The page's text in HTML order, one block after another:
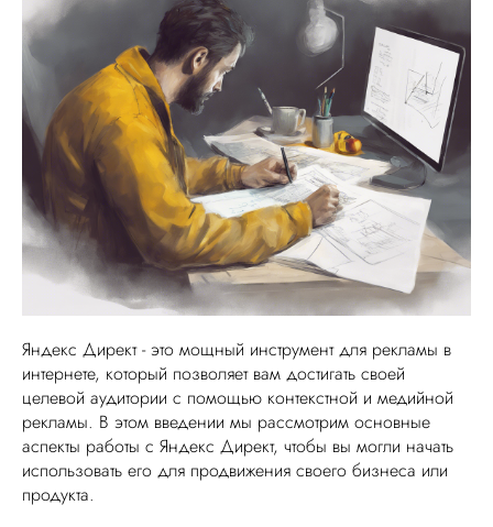
Яндекс Директ - это мощный инструмент для рекламы в
интернете, который позволяет вам достигать своей
целевой аудитории с помощью контекстной и медийной
рекламы. В этом введении мы рассмотрим основные
аспекты работы с Яндекс Директ, чтобы вы могли начать
использовать его для продвижения своего бизнеса или
продукта.